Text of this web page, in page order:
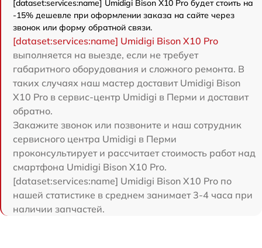
[dataset:services:name] Umidigi Bison X10 Pro будет стоить на
-15% дешевле при оформлении заказа на сайте через
звонок или форму обратной связи.
[dataset:services:name] Umidigi Bison X10 Pro
выполняется на выезде, если не требует
габаритного оборудования и сложного ремонта. В
таких случаях наш мастер доставит Umidigi Bison
X10 Pro в сервис-центр Umidigi в Перми и доставит
обратно.
Закажите звонок или позвоните и наш сотрудник
сервисного центра Umidigi в Перми
проконсультирует и рассчитает стоимость работ над
смартфона Umidigi Bison X10 Pro.
[dataset:services:name] Umidigi Bison X10 Pro по
нашей статистике в среднем занимает 3-4 часа при
наличии запчастей.